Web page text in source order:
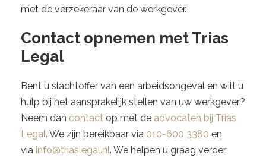
met de verzekeraar van de werkgever.
Contact opnemen met Trias
Legal
Bent u slachtoffer van een arbeidsongeval en wilt u
hulp bij het aansprakelijk stellen van uw werkgever?
Neem dan contact op met de advocaten bij Trias
Legal. We zijn bereikbaar via 010-600 3380 en
via info@triaslegal.nl. We helpen u graag verder.